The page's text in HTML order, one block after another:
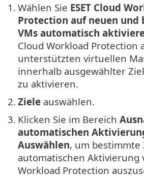
1. Wählen Sie ESET Cloud
Protection auf neuen und
VMs automatisch
Cloud Workload Protection
unterstützten virtuellen
innerhalb ausgewählter
zu aktivieren.
2. Ziele auswählen.
3. Klicken Sie im Bereich
automatischen
Auswählen, um bestimmte
automatischen Aktivierung
Workload Protection